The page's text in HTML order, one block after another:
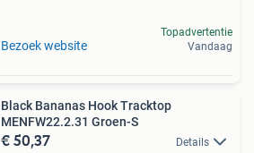
Bezoek website
Topadvertentie
Vandaag
Black Bananas Hook Tracktop
MENFW22.2.31 Groen-S
€ 50,37 Details